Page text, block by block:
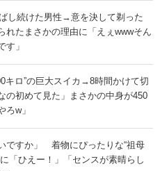
し続けた男性→意を決して剃った
たまさかの理由に「えぇwwwそん
す」
キロ”の巨大スイカ→8時間かけて切
初めて見た」まさかの中身が450
ろw」
ですか」 着物にぴったりな“祖母
「ひえー！」「センスが素晴らし